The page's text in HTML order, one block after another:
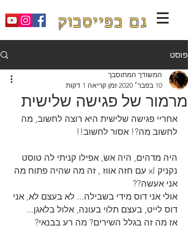
גם בפייסבוק
פוסט
מרמור של פגישה שלישית
המשודך המתוסבך
10 בפבר׳ 2020
זמן קריאה 1 דקות
אחריי פגישה שלישית היא רוצה לחשוב, מה
לחשוב מה?! אסור לחשוב!!
היה מדהים, היה אש, אפילו קניתי לה טוסט
נקניק xl עם חזה אווז , זה מה שהיה פתוח מה
אני אעשה??
אולי אני דוס מידי בשבילה... לא בעצם לא, אני
דוס לייט, בעצם תלוי בעונה, אלול בלאגן...
אז מה זה בגלל השירים? מה רע בבנאי?